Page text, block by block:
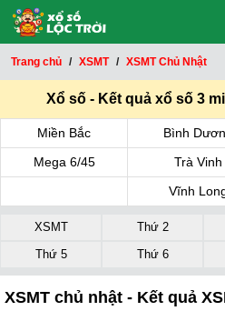
Trang chủ XSMT XSMT Chủ Nhật
Xổ số - Kết quả xổ số 3
Miền Bắc Bình
Mega 6/45
Trà Vinh
Vĩnh
XSMT Thứ 2
Thứ 5
Thứ 6
XSMT chủ nhật - Kết quả